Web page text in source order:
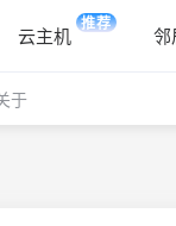
云主机 推荐 邻
于